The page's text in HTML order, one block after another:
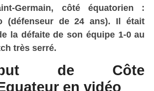
Germain, côté équatorien :
(défenseur de24ans). Il était
la défaite de son équipe 1-0 au
très serré.
de Côte
en vidéo